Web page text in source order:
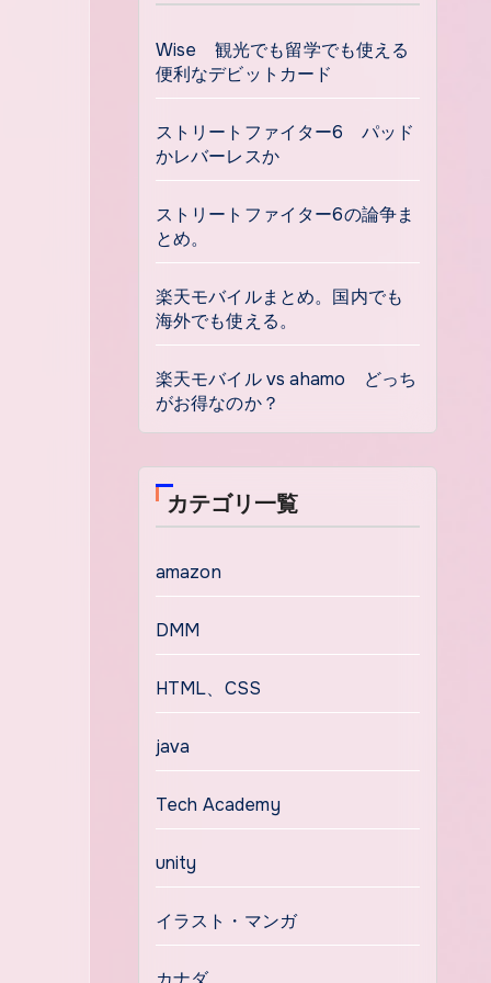
Wise 観光でも留学でも使える
便利なデビットカード
ストリートファイター6 パッド
かレバーレスか
ストリートファイター6の論争ま
とめ。
楽天モバイルまとめ。国内でも
海外でも使える。
楽天モバイル vs ahamo どっち
がお得なのか？
カテゴリ一覧
amazon
DMM
HTML、CSS
java
Tech Academy
unity
イラスト・マンガ